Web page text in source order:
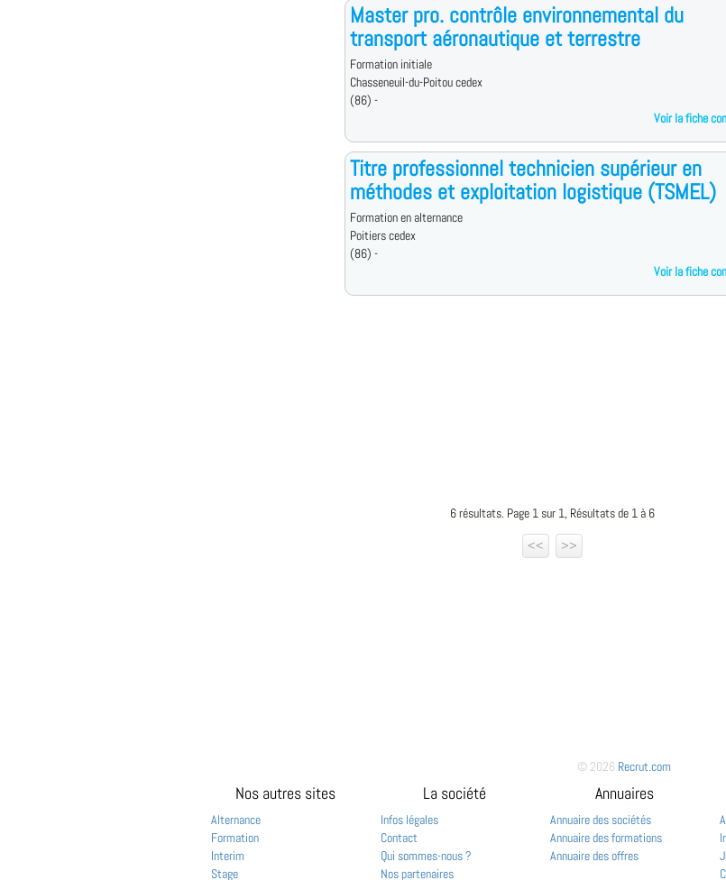
Master pro. contrôle environnemental du
transport aéronautique et terrestre
Formation initiale
Chasseneuil-du-Poitou cedex
(86) -
Voir la fiche
Titre professionnel technicien supérieur en
méthodes et exploitation logistique (TSMEL)
Formation en alternance
Poitiers cedex
(86) -
Voir la fiche
6 résultats. Page 1 sur 1, Résultats de 1 à 6
<<
>>
© 2026 Recrut.com
Nos autres sites
Alternance
Formation
Interim
Stage
La société
Infos légales
Contact
Qui sommes-nous ?
Nos partenaires
Annuaires
Annuaire des sociétés
Annuaire des formations
Annuaire des offres